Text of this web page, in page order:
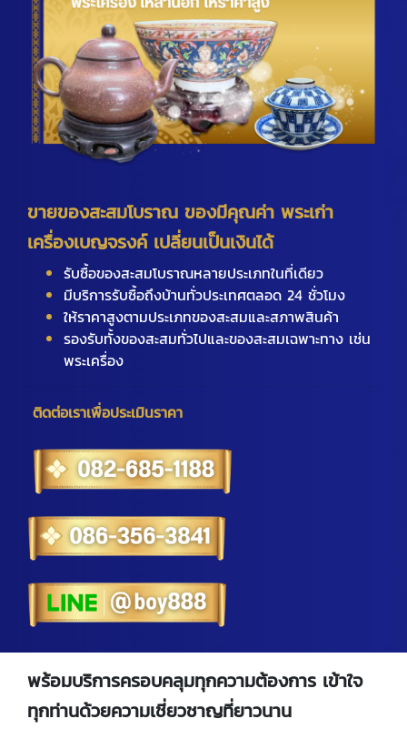
ขายของสะสมโบราณ ของมีคุณค่า พระเก่า
เครื่องเบญจรงค์ เปลี่ยนเป็นเงินได้
รับซื้อของสะสมโบราณหลายประเภทในที่เดียว
มีบริการรับซื้อถึงบ้านทั่วประเทศตลอด 24 ชั่วโมง
ให้ราคาสูงตามประเภทของสะสมและสภาพสินค้า
รองรับทั้งของสะสมทั่วไปและของสะสมเฉพาะทาง เช่น
พระเครื่อง
ติดต่อเราเพื่อประเมินราคา
พร้อมบริการครอบคลุมทุกความต้องการ เข้าใจ
ทุกท่านด้วยความเชี่ยวชาญที่ยาวนาน